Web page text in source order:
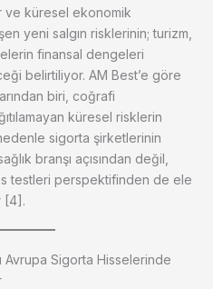
ve küresel ekonomik
yeni salgın risklerinin; turizm,
finansal dengeleri
belirtiliyor. AM Best’e göre
biri, coğrafi
küresel risklerin
sigorta şirketlerinin
branşı açısından değil,
testleri perspektifinden de ele
[4].
Avrupa Sigorta Hisselerinde